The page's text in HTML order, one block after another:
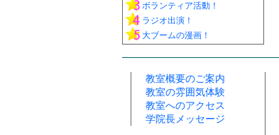
ボランティア活動！
ラジオ出演！
大ブームの漫画！
教室概要のご案内
教室の雰囲気体験
教室へのアクセス
学院長メッセージ